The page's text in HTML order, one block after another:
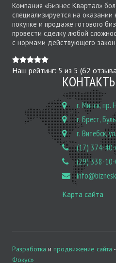
Компания «Бизнес Квартал»
специализируется на оказании
покупке и продаже готового
провести сделку любой
с нормами действующего
Наш рейтинг: 5 из 5 (62
г. Минск, пр.
г. Брест,
г. Витебск,
(17) 374-
(29) 338-
Карта сайта
Разработка и продвижение сайта -
Фокус»